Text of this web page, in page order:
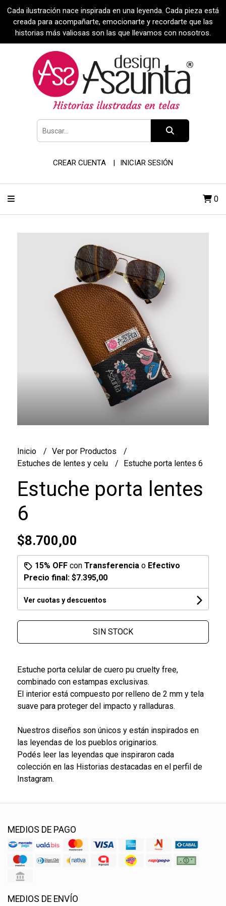
Cada ilustración nace inspirada en una leyenda. Cada pieza está
creada para acompañarte, emocionarte y recordarte que las
historias más valiosas son las que llevamos con nosotros.
CREAR CUENTA INICIAR SESIÓN
0
Inicio
Ver por Productos
Estuches de lentes y celu
Estuche porta lentes 6
Estuche porta lentes
6
$8.700,00
15% OFFcon Transferencia o Efectivo
Precio final: $7.395,00
Ver cuotas y descuentos
SIN STOCK
Estuche porta celular de cuero pu cruelty free,
combinado con estampas exclusivas.
El interior está compuesto por relleno de 2 mm y tela
suave para proteger del impacto y ralladuras.
Nuestros diseños son únicos y están inspirados en
las leyendas de los pueblos originarios.
Podés leer las leyendas que inspiraron cada
colección en las Historias destacadas en el perfil de
Instagram.
MEDIOS DE PAGO
MEDIOS DE ENVÍO